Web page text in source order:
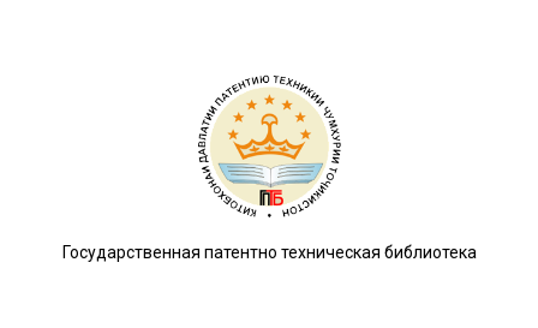
Государственная патентно техническая библиотека